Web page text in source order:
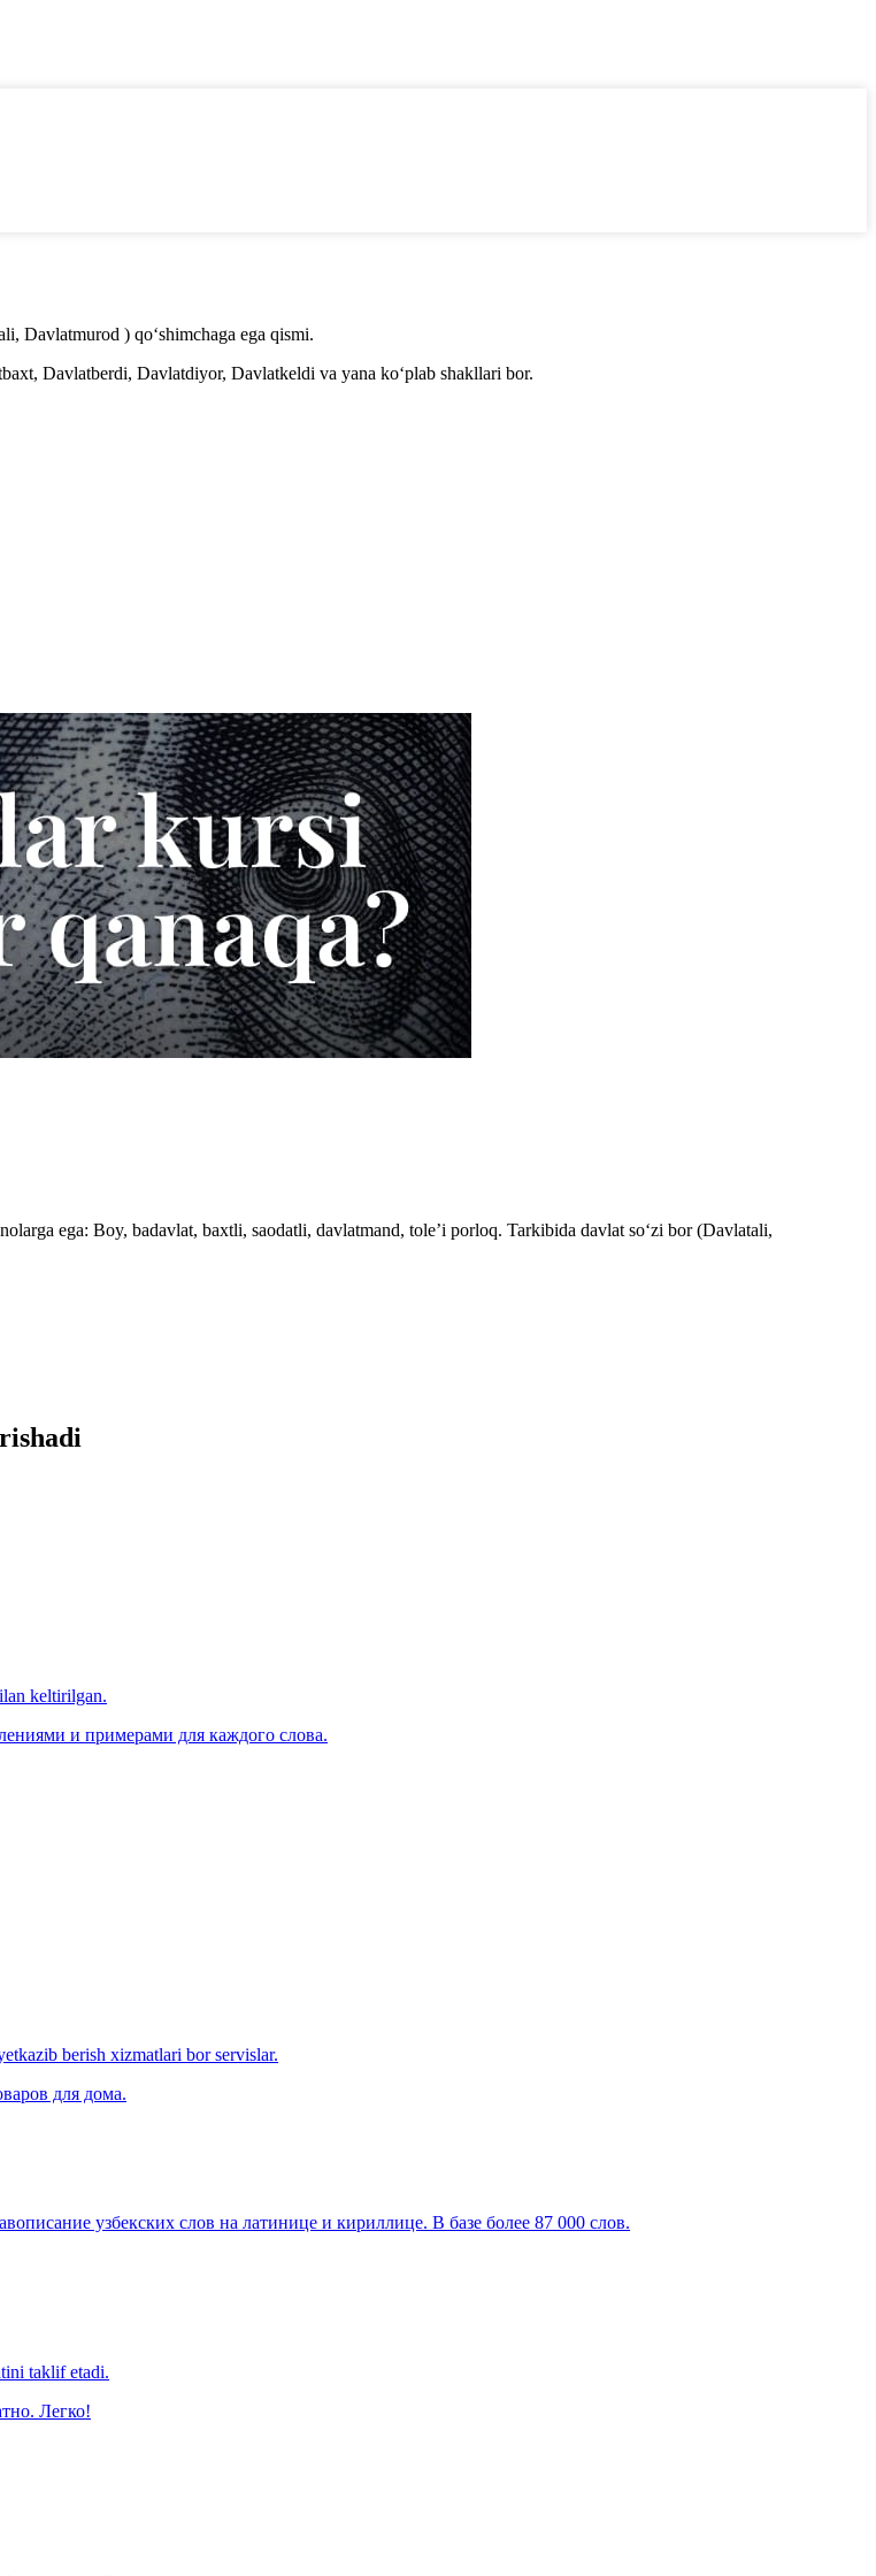
Davlatmurod ) qo‘shimchaga ega qismi.
Davlatberdi, Davlatdiyor, Davlatkeldi va yana ko‘plab shakllari bor.
ega: Boy, badavlat, baxtli, saodatli, davlatmand, tole’i porloq. Tarkibida davlat so‘zi bor (Davlatali,
keltirilgan.
и примерами для каждого слова.
berish xizmatlari bor servislar.
для дома.
узбекских слов на латинице и кириллице. В базе более 87 000 слов.
taklif etadi.
Легко!